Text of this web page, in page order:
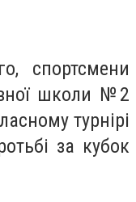
спортсмени
школи №2
турнірі
за кубок